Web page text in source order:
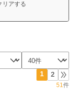
リアする
1 2
51件